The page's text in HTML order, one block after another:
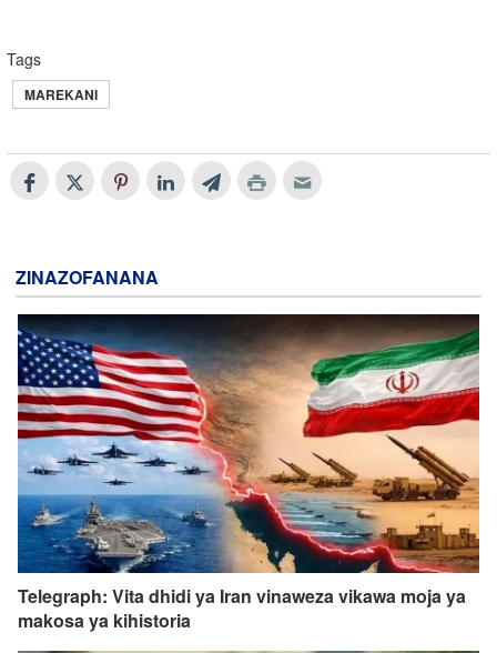
Tags
MAREKANI
ZINAZOFANANA
Telegraph: Vita dhidi ya Iran vinaweza vikawa moja ya
makosa ya kihistoria